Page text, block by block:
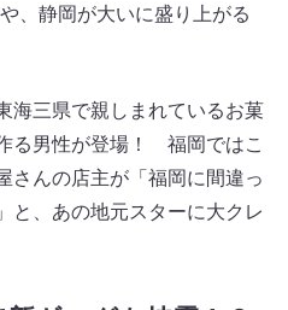
、静岡が大いに盛り上がる
海三県で親しまれているお菓
る男性が登場！ 福岡ではこ
さんの店主が「福岡に間違っ
と、あの地元スターに大クレ